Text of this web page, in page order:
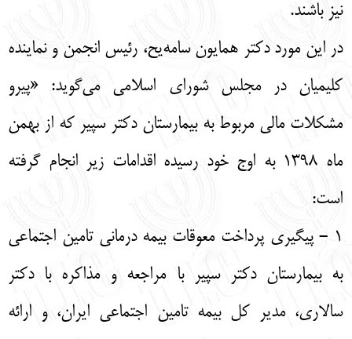
نیز باشند.
در این مورد دکتر همایون سامه‌یح، رئیس انجمن و نماینده
کلیمیان در مجلس شورای اسلامی می‌گوید: «پیرو
مشکلات مالی مربوط به بیمارستان دکتر سپیر که از بهمن
ماه ۱۳۹۸ به اوج خود رسیده اقدامات زیر انجام گرفته
است:
۱ - پیگیری پرداخت معوقات بیمه درمانی تامین اجتماعی
به بیمارستان دکتر سپیر با مراجعه و مذاکره با دکتر
سالاری، مدیر کل بیمه تامین اجتماعی ایران، و ارائه